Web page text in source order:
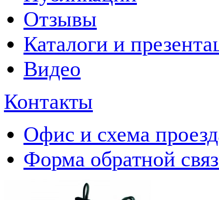
Отзывы
Каталоги и
Видео
Контакты
Офис и схема
Форма обратной